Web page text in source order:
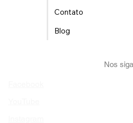
Cartão
Contato